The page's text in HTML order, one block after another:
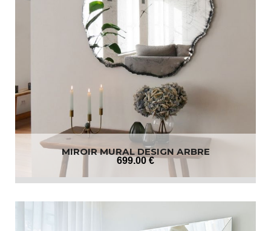
MIROIR MURAL DESIGN ARBRE
699.00 €